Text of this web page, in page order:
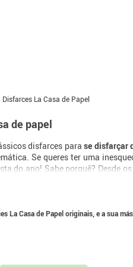
Disfarces La Casa de Papel
de papel
disfarces parase disfarçar
Se queres ter uma
do ano! Sabe porquê? Desde
quer perdê-las. Se ainda não
o que está a perder, é melhor
de papel que todos
desta série terminou, mas que
La Casa de Papel originais, e a sua